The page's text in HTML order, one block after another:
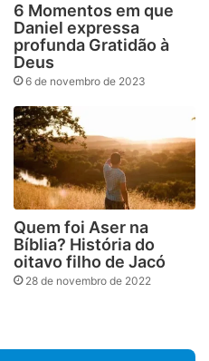
6 Momentos em que
Daniel expressa
profunda Gratidão à
Deus
6 de novembro de 2023
Quem foi Aser na
Bíblia? História do
oitavo filho de Jacó
28 de novembro de 2022